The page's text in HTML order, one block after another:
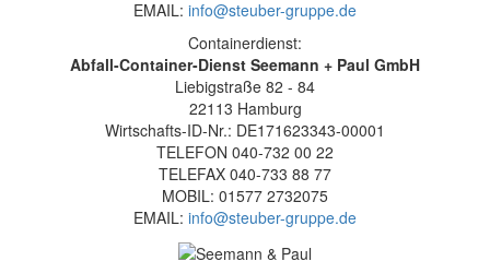
EMAIL: info@steuber-gruppe.de
Containerdienst:
Abfall-Container-Dienst Seemann + Paul GmbH
Liebigstraße 82 - 84
22113 Hamburg
Wirtschafts-ID-Nr.: DE171623343-00001
TELEFON 040-732 00 22
TELEFAX 040-733 88 77
MOBIL: 01577 2732075
EMAIL: info@steuber-gruppe.de